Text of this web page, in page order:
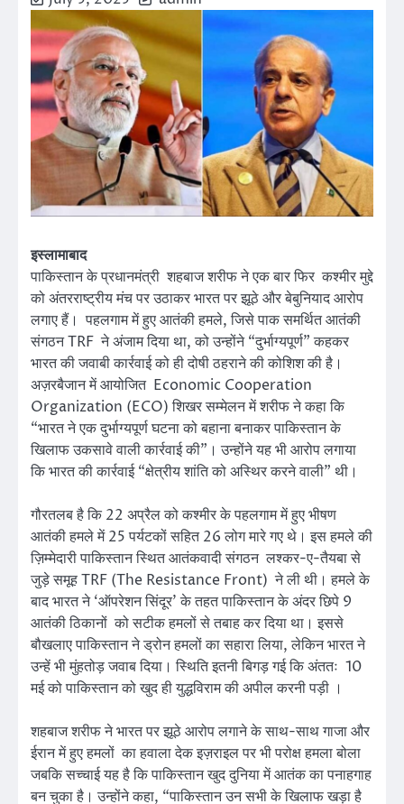
इस्लामाबाद
पाकिस्तान के प्रधानमंत्री शहबाज शरीफ ने एक बार फिर कश्मीर मुद्दे
को अंतरराष्ट्रीय मंच पर उठाकर भारत पर झूठे और बेबुनियाद आरोप
लगाए हैं। पहलगाम में हुए आतंकी हमले, जिसे पाक समर्थित आतंकी
संगठन TRF ने अंजाम दिया था, को उन्होंने “दुर्भाग्यपूर्ण” कहकर
भारत की जवाबी कार्रवाई को ही दोषी ठहराने की कोशिश की है।
अज़रबैजान में आयोजित Economic Cooperation
Organization (ECO) शिखर सम्मेलन में शरीफ ने कहा कि
“भारत ने एक दुर्भाग्यपूर्ण घटना को बहाना बनाकर पाकिस्तान के
खिलाफ उकसावे वाली कार्रवाई की”। उन्होंने यह भी आरोप लगाया
कि भारत की कार्रवाई “क्षेत्रीय शांति को अस्थिर करने वाली” थी।
गौरतलब है कि 22 अप्रैल को कश्मीर के पहलगाम में हुए भीषण
आतंकी हमले में 25 पर्यटकों सहित 26 लोग मारे गए थे। इस हमले की
ज़िम्मेदारी पाकिस्तान स्थित आतंकवादी संगठन लश्कर-ए-तैयबा से
जुड़े समूह TRF (The Resistance Front) ने ली थी। हमले के
बाद भारत ने ‘ऑपरेशन सिंदूर’ के तहत पाकिस्तान के अंदर छिपे 9
आतंकी ठिकानों को सटीक हमलों से तबाह कर दिया था। इससे
बौखलाए पाकिस्तान ने ड्रोन हमलों का सहारा लिया, लेकिन भारत ने
उन्हें भी मुंहतोड़ जवाब दिया। स्थिति इतनी बिगड़ गई कि अंततः 10
मई को पाकिस्तान को खुद ही युद्धविराम की अपील करनी पड़ी ।
शहबाज शरीफ ने भारत पर झूठे आरोप लगाने के साथ-साथ गाजा और
ईरान में हुए हमलों का हवाला देक इज़राइल पर भी परोक्ष हमला बोला
जबकि सच्चाई यह है कि पाकिस्तान खुद दुनिया में आतंक का पनाहगाह
बन चुका है। उन्होंने कहा, “पाकिस्तान उन सभी के खिलाफ खड़ा है